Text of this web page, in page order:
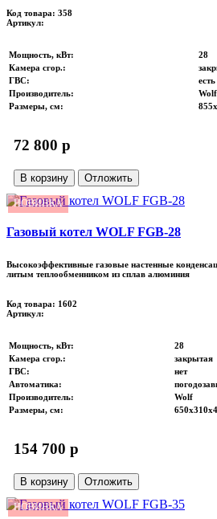
Код товара: 358
Артикул:
Мощность, кВт:
28
Камера сгор.:
ГВС:
есть
Производитель:
Wolf
Размеры, см:
72 800 p
В корзину Отложить
НОВИНКА
Газовый котел WOLF FGB-28
Высокоэффективные газовые настенные
литым теплообменником из сплав алюминия
Код товара: 1602
Артикул:
Мощность, кВт:
28
Камера сгор.:
закрытая
ГВС:
нет
Автоматика:
Производитель:
Wolf
Размеры, см:
154 700 p
В корзину Отложить
НОВИНКА